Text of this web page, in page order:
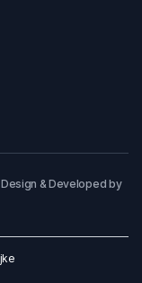
& Developed by